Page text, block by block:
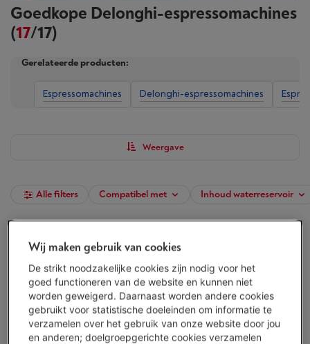
Goedkope Delonghi-espressomachines
(17/17)
Gerelateerde producten:
Espressomachines Delonghi-espressomachines
Weergave
Alle filters Compatibel met Inhoud waterreservoir
DELONGHI EC 201.CD.B
Koffietype: Gemalen koffie en ESE-pads
Inhoud waterreservoir: 1000 ml
Stoom- en warmwaterpijpje: Ja
Morgen geleverd-Bekijk voorraad
€ 124,00
Wij maken gebruik van cookies
De strikt noodzakelijke cookies zijn nodig voor het
goed functioneren van de website en kunnen niet
worden geweigerd. Daarnaast worden andere cookies
gebruikt voor statistische doeleinden om informatie te
verzamelen over het gebruik van onze website door jou
en anderen; doelgroepgerichte cookies verzamelen